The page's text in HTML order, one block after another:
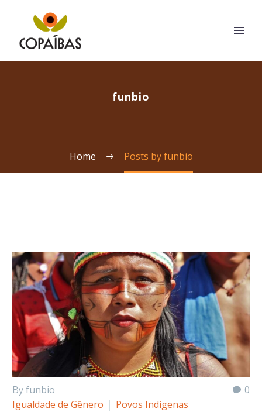
funbio
Home Posts by funbio
0
By funbio
Igualdade de Gênero
Povos Indígenas